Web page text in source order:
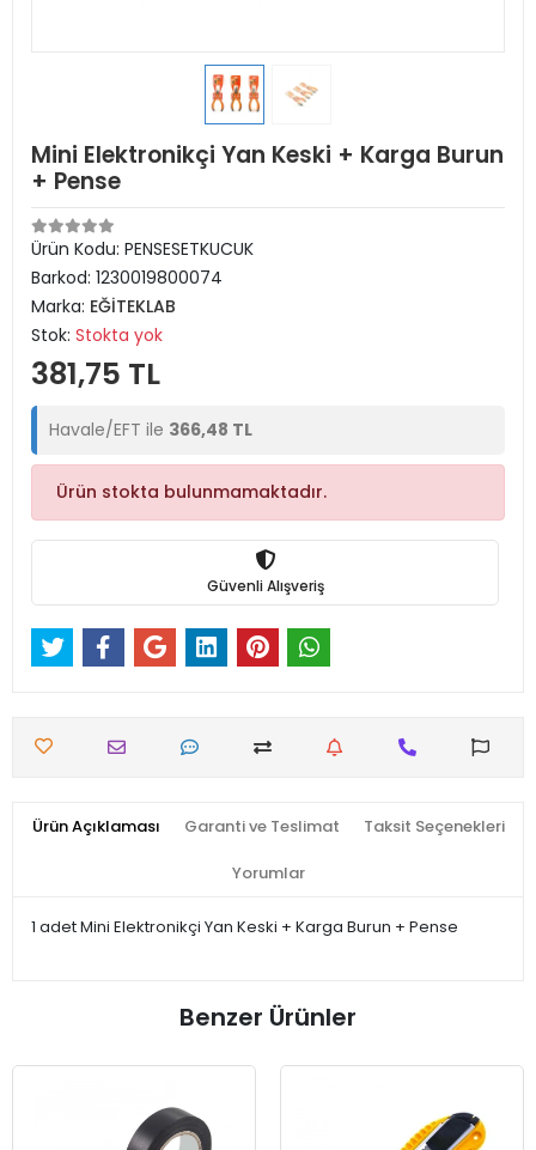
Mini Elektronikçi Yan Keski + Karga Burun
+ Pense
Ürün Kodu: PENSESETKUCUK
Barkod: 1230019800074
Marka: EĞİTEKLAB
Stok: Stokta yok
381,75 TL
Havale/EFT ile 366,48 TL
Ürün stokta bulunmamaktadır.
Güvenli Alışveriş
Ürün Açıklaması Garanti ve Teslimat Taksit Seçenekleri
Yorumlar
1 adet Mini Elektronikçi Yan Keski + Karga Burun + Pense
Benzer Ürünler